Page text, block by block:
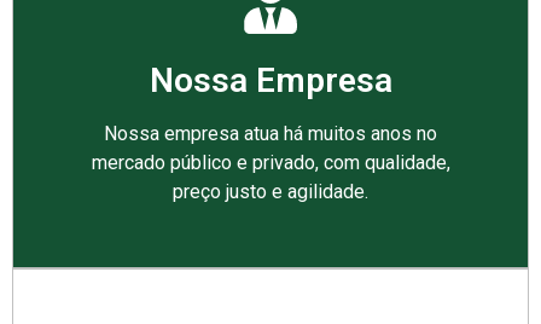
Nossa Empresa
Nossa empresa atua há muitos anos no
mercado público e privado, com qualidade,
preço justo e agilidade.